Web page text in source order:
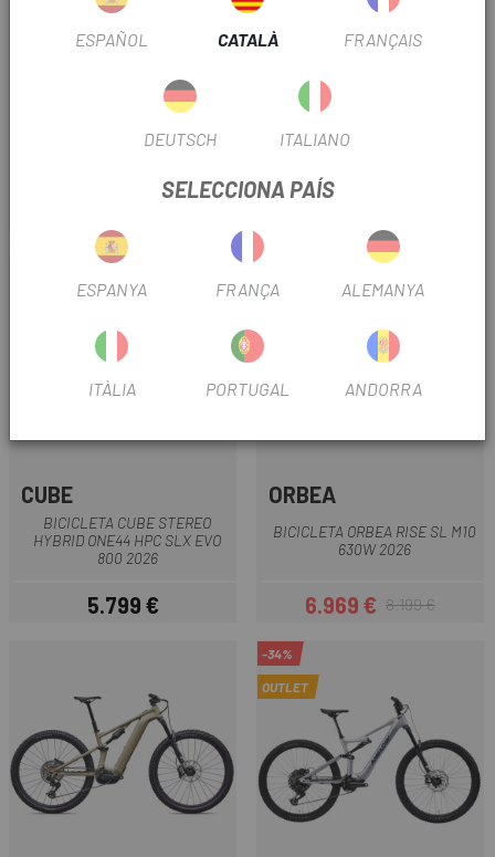
BICICLETA ORBEA WILD LT
MEGAMO
BICICLETA MEGAMO REASON
Preu
CUBE
BICICLETA CUBE STEREO
HYBRID ONE44 HPC SLX EVO
800 2026
Preu
5.799 €
OUTLET
ORBEA
BICICLETA ORBEA RISE SL M10
630W 2026
Preu
6.969 €Preu regular
8.199 €
-34%
OUTLET
ESPAÑOL CATALÀ FRANÇAIS
DEUTSCH ITALIANO
SELECCIONA PAÍS
ESPANYA FRANÇA ALEMANYA
ITÀLIA PORTUGAL ANDORRA